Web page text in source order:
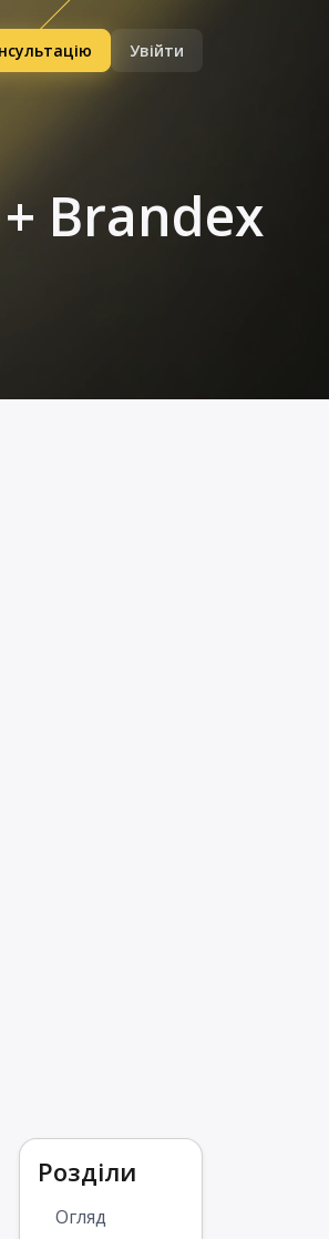
Увійти
Brandex
Розділи
Огляд